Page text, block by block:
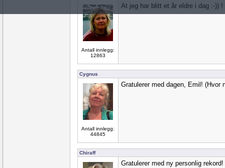
Antall innlegg:
12863
At jeg har blitt et år eldre i dag :-)) !
Cygnus
Antall innlegg:
44845
Gratulerer med dagen, Emil! (Hvor
Chiraff
Gratulerer med ny personlig rekord!